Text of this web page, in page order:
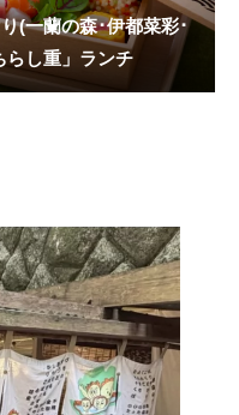
(一蘭の森･伊都菜彩･
らし重」ランチ